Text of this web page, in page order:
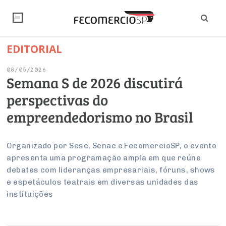
NOTÍCIAS
Artigos
Institucional
PROJETOS ESPECIAIS:
UM BRASIL
UM BRASIL
Economia
Pesquisas
Brasil
Internacional
Modernização do Estado
Economia Digital
Legislação
Trabalho
Empresas
Arbitragem e Mediação
Negócios
Varejo
Atacado
Sustentabilidade
Últimas Notícias
PESQUISAS
FALE CONOSCO
INSTITUCIONAL
Sobre
Imprensa
CONSELHOS
Conselho de Turismo
EDITORIAL
08/05/2026
Semana S de 2026 discutirá
perspectivas do
empreendedorismo no Brasil
Organizado por Sesc, Senac e FecomercioSP, o evento
apresenta uma programação ampla em que reúne
debates com lideranças empresariais, fóruns, shows
e espetáculos teatrais em diversas unidades das
instituições